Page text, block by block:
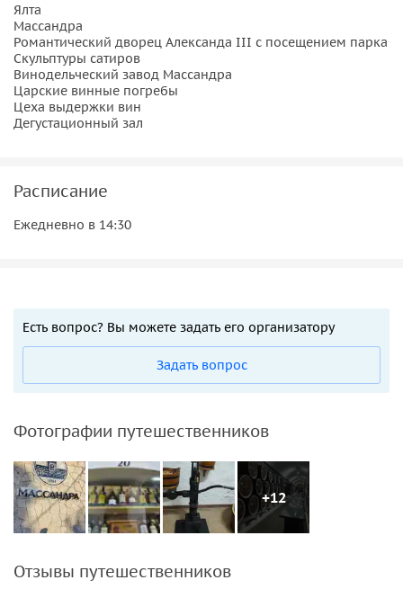
Ялта
Массандра
Романтический дворец Александа III с посещением парка
Скульптуры сатиров
Винодельческий завод Массандра
Царские винные погребы
Цеха выдержки вин
Дегустационный зал
Расписание
Ежедневно в 14:30
Есть вопрос? Вы можете задать его организатору
Задать вопрос
Фотографии путешественников
+12
Отзывы путешественников